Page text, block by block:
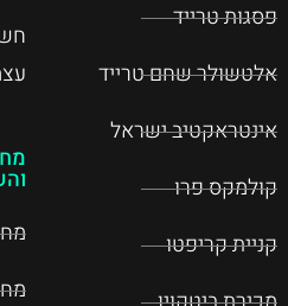
פסגות טרייד
אלטשולר שחם טרייד
אינטראקטיב ישראל
קולמקס פרו
קניית קריפטו